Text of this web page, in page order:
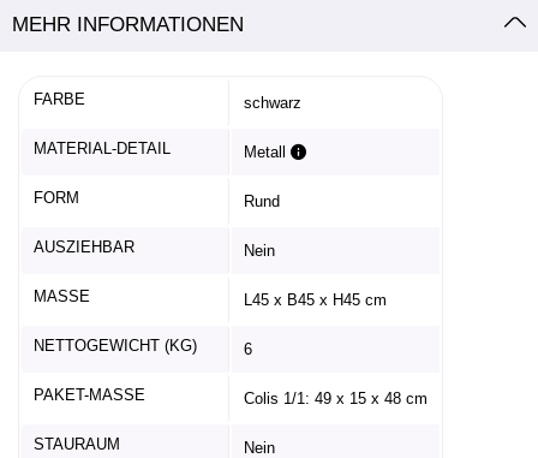
MEHR INFORMATIONEN
FARBE schwarz
MATERIAL-DETAIL Metall
FORM Rund
AUSZIEHBAR Nein
MASSE L45 x B45 x H45 cm
NETTOGEWICHT (KG) 6
PAKET-MASSE Colis 1/1: 49 x 15 x 48 cm
STAURAUM Nein